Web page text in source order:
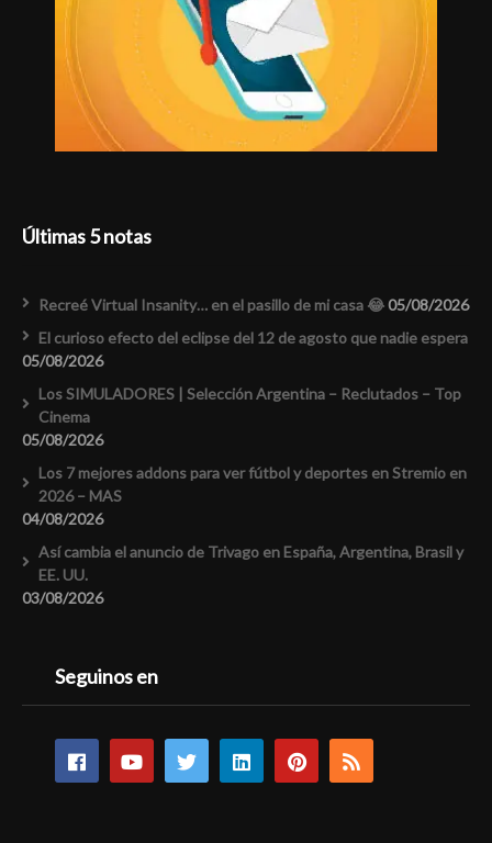
Últimas 5 notas
Recreé Virtual Insanity… en el pasillo de mi casa 😂05/08/2026
El curioso efecto del eclipse del 12 de agosto que nadie espera
05/08/2026
Los SIMULADORES | Selección Argentina – Reclutados – Top
Cinema
05/08/2026
Los 7 mejores addons para ver fútbol y deportes en Stremio en
2026 – MAS
04/08/2026
Así cambia el anuncio de Trivago en España, Argentina, Brasil y
EE. UU.
03/08/2026
Seguinos en